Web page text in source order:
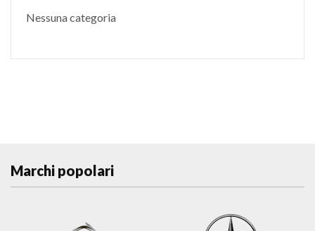
Nessuna categoria
Marchi popolari